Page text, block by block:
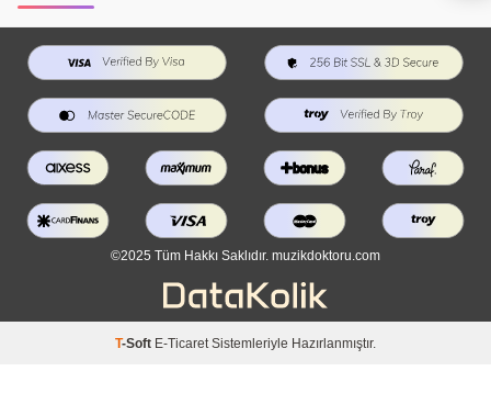
©2025 Tüm Hakkı Saklıdır. muzikdoktoru.com
T-Soft E-TicaretSistemleriyle Hazırlanmıştır.